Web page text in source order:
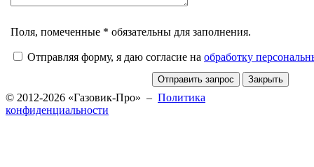
Поля, помеченные * обязательны для заполнения.
Отправляя форму, я даю согласие на обработку
© 2012-2026 «Газовик-Про» – Политика
конфиденциальности